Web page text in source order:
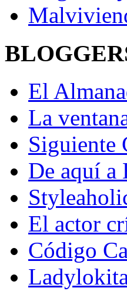
El
La
Siguiente
De aquí
El actor
Código